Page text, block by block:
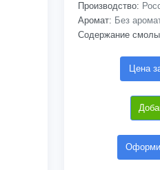
Производство:
Аромат: Без
Содержание
Цена